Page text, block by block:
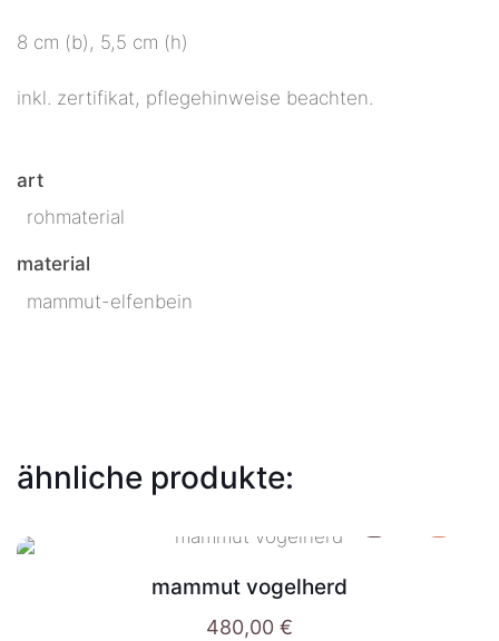
8 cm (b), 5,5 cm (h)
inkl. zertifikat, pflegehinweise beachten.
art
rohmaterial
material
mammut-elfenbein
ähnliche produkte:
mammut vogelherd
480,00 €